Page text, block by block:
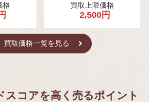
格 買取上限価格
2,500円
買取価格一覧を見る
スコアを高く売るポイント